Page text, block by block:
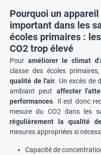
Pourquoi un
important dans les
écoles primaires :
CO2 trop élevé
Pour améliorer le climat
classe des écoles
qualité de l'air. Un excès de
ambiant peut affecter
performances. Il est donc
mesure du CO2 dans les
régulièrement la qualité
mesures appropriées si
Capacité de